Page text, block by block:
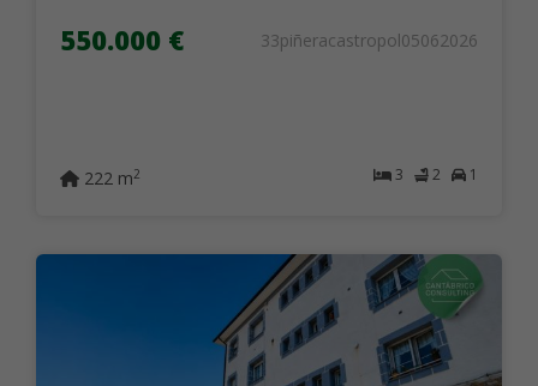
550.000 € 33piñeracastropol05062026
3 2 1
222 m2